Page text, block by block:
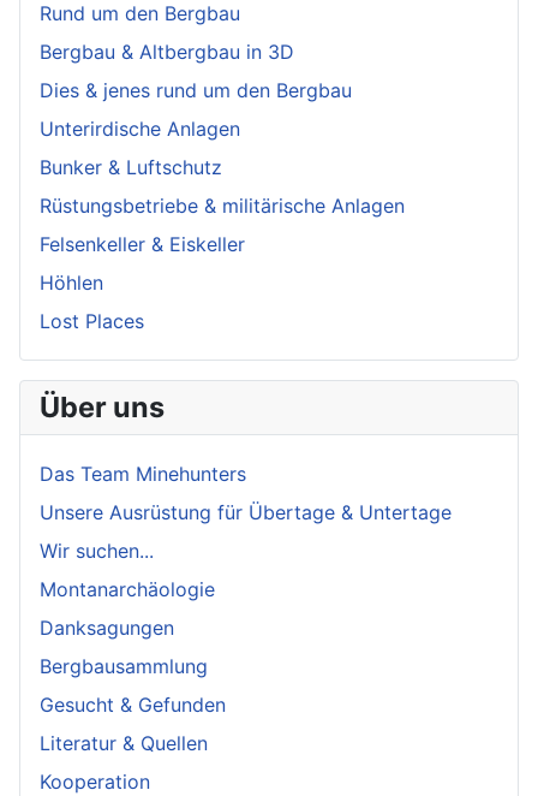
Rund um den Bergbau
Bergbau & Altbergbau in 3D
Dies & jenes rund um den Bergbau
Unterirdische Anlagen
Bunker & Luftschutz
Rüstungsbetriebe & militärische Anlagen
Felsenkeller & Eiskeller
Höhlen
Lost Places
Über uns
Das Team Minehunters
Unsere Ausrüstung für Übertage & Untertage
Wir suchen...
Montanarchäologie
Danksagungen
Bergbausammlung
Gesucht & Gefunden
Literatur & Quellen
Kooperation